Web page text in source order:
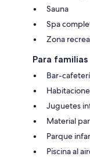
Sauna
Spa
Zona
Para familias
Bar-
Juguetes
Material
Parque
Piscina al